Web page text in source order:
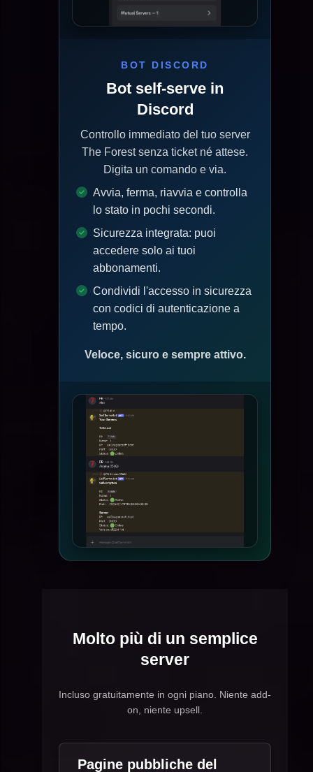
BOT DISCORD
Bot self-serve in
Discord
Controllo immediato del tuo server
The Forest senza ticket né attese.
Digita un comando e via.
Avvia, ferma, riavvia e controlla
lo stato in pochi secondi.
Sicurezza integrata: puoi
accedere solo ai tuoi
abbonamenti.
Condividi l'accesso in sicurezza
con codici di autenticazione a
tempo.
Veloce, sicuro e sempre attivo.
Molto più di un semplice
server
Incluso gratuitamente in ogni piano. Niente add-
on, niente upsell.
Pagine pubbliche del